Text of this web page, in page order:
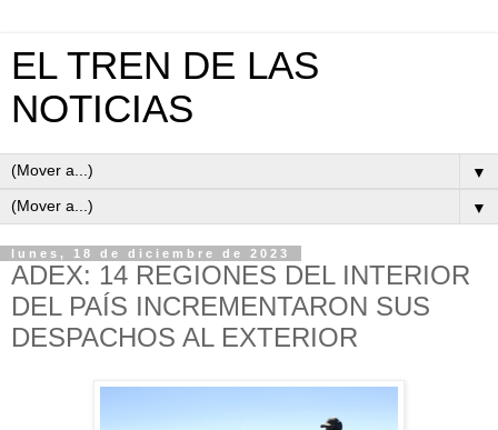
EL TREN DE LAS
NOTICIAS
▼
▼
lunes, 18 de diciembre de 2023
ADEX: 14 REGIONES DEL INTERIOR
DEL PAÍS INCREMENTARON SUS
DESPACHOS AL EXTERIOR